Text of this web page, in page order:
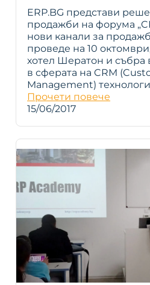
ERP.BG представи
продажби на форума
нови канали за
проведе на 10
хотел Шератон и събра
в сферата на CRM
Management)
Прочети повече
15/06/2017